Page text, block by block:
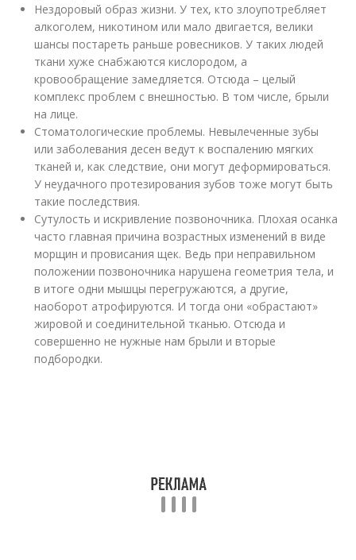
Нездоровый образ жизни. У тех, кто злоупотребляет
алкоголем, никотином или мало двигается, велики
шансы постареть раньше ровесников. У таких людей
ткани хуже снабжаются кислородом, а
кровообращение замедляется. Отсюда – целый
комплекс проблем с внешностью. В том числе, брыли
на лице.
Стоматологические проблемы. Невылеченные зубы
или заболевания десен ведут к воспалению мягких
тканей и, как следствие, они могут деформироваться.
У неудачного протезирования зубов тоже могут быть
такие последствия.
Сутулость и искривление позвоночника. Плохая осанка
часто главная причина возрастных изменений в виде
морщин и провисания щек. Ведь при неправильном
положении позвоночника нарушена геометрия тела, и
в итоге одни мышцы перегружаются, а другие,
наоборот атрофируются. И тогда они «обрастают»
жировой и соединительной тканью. Отсюда и
совершенно не нужные нам брыли и вторые
подбородки.